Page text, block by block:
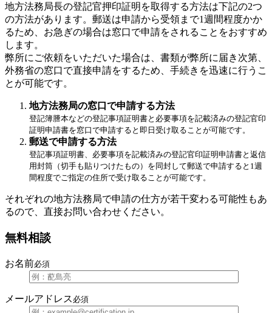
地方法務局長の登記官押印証明を取得する方法は下記の2つ
の方法があります。郵送は申請から受領まで1週間程度かか
るため、お急ぎの場合は窓口で申請をされることをおすすめ
します。
弊所にご依頼をいただいた場合は、書類が弊所に届き次第、
外務省の窓口で直接申請をするため、手続きを迅速に行うこ
とが可能です。
地方法務局の窓口で申請する方法
登記簿謄本などの登記事項証明書と必要事項を記載済みの登記官印
証明申請書を窓口で申請すると即日受け取ることが可能です。
郵送で申請する方法
登記事項証明書、必要事項を記載済みの登記官印証明申請書と返信
用封筒（切手も貼りつけたもの）を同封して郵送で申請すると1週
間程度でご指定の住所で受け取ることが可能です。
それぞれの地方法務局で申請の仕方が若干変わる可能性もあ
るので、直接お問い合わせください。
無料相談
お名前必須
メールアドレス 必須